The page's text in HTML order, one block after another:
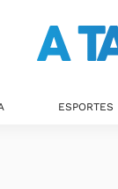
ESPORTES